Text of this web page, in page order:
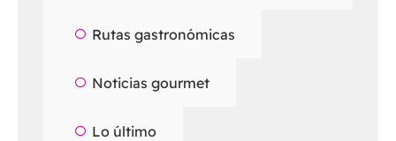
Rutas gastronómicas
Noticias gourmet
Lo último